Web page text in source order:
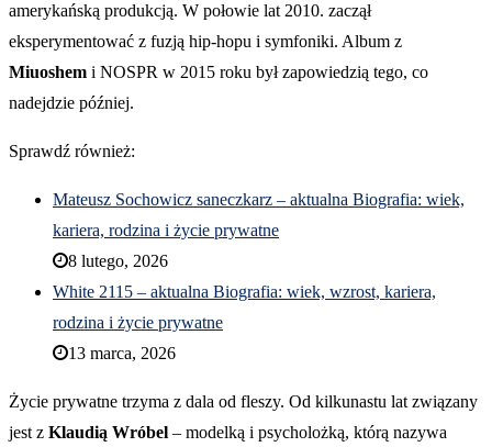
amerykańską produkcją. W połowie lat 2010. zaczął
eksperymentować z fuzją hip-hopu i symfoniki. Album z
Miuoshem i NOSPR w 2015 roku był zapowiedzią tego, co
nadejdzie później.
Sprawdź również:
Mateusz Sochowicz saneczkarz – aktualna Biografia: wiek,
kariera, rodzina i życie prywatne
8 lutego, 2026
White 2115 – aktualna Biografia: wiek, wzrost, kariera,
rodzina i życie prywatne
13 marca, 2026
Życie prywatne trzyma z dala od fleszy. Od kilkunastu lat związany
jest z Klaudią Wróbel – modelką i psycholożką, którą nazywa